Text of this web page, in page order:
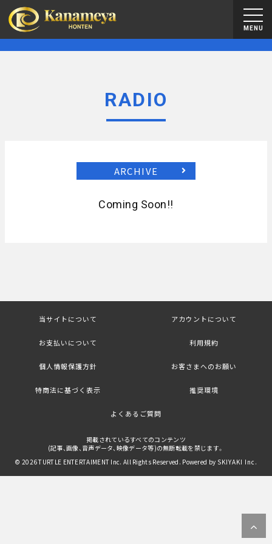
MENU
RADIO
ARCHIVE
Coming Soon!!
当サイトについて アカウントについて
お支払いについて 利用規約
個人情報保護方針 お客さまへのお願い
特商法に基づく表示 推奨環境
よくあるご質問
掲載されているすべてのコンテンツ
(記事、画像、音声データ、映像データ等)の無断転載を禁じます。
© 2026 TURTLE ENTERTAIMENT Inc. All Rights Reserved. Powered by SKIYAKI Inc.